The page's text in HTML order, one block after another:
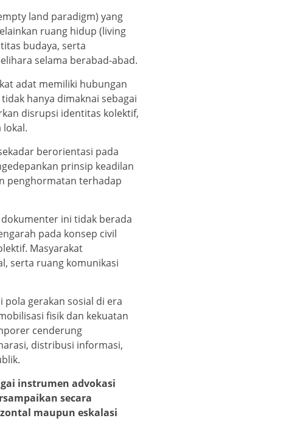
land paradigm) yang
ruang hidup (living
budaya, serta
selama berabad-abad.
adat memiliki hubungan
hanya dimaknai sebagai
disrupsi identitas kolektif,
lokal.
berorientasi pada
prinsip keadilan
penghormatan terhadap
ini tidak berada
pada konsep civil
Masyarakat
serta ruang komunikasi
gerakan sosial di era
fisik dan kekuatan
cenderung
distribusi informasi,
instrumen advokasi
secara
maupun eskalasi